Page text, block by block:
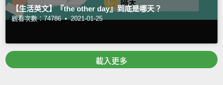
【生活英文】『the other day』到底是哪天？
觀看次數：74786 • 2021-01-25
載入更多